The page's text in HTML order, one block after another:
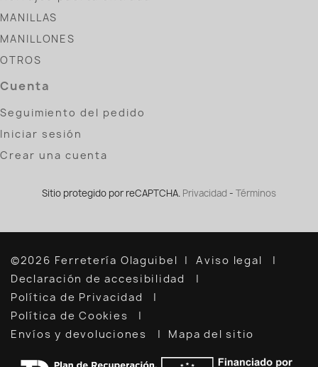
MANILLAS
MANILLONES
OTROS
Cuenta
Seguimiento del pedido
Iniciar sesión
Crear una cuenta
Sitio protegido por reCAPTCHA. Privacidad - Términos
©2026 Ferretería Olaguibel
Aviso legal
Declaración de accesibilidad
Política de Privacidad
Política de Cookies
Envíos y devoluciones
Mapa del sitio